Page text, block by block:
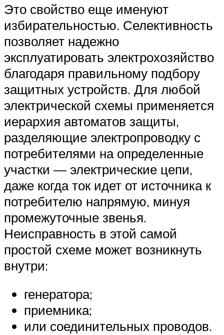
Это свойство еще именуют
избирательностью. Селективность
позволяет надежно
эксплуатировать электрохозяйство
благодаря правильному подбору
защитных устройств. Для любой
электрической схемы применяется
иерархия автоматов защиты,
разделяющие электропроводку с
потребителями на определенные
участки — электрические цепи,
даже когда ток идет от источника к
потребителю напрямую, минуя
промежуточные звенья.
Неисправность в этой самой
простой схеме может возникнуть
внутри:
генератора;
приемника;
или соединительных проводов.